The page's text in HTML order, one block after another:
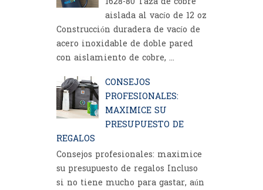
aislada al vacío de 12 oz
Construcción duradera de vacío de
acero inoxidable de doble pared
con aislamiento de cobre, ...
CONSEJOS
PROFESIONALES:
MAXIMICE SU
PRESUPUESTO DE
REGALOS
Consejos profesionales: maximice
su presupuesto de regalos Incluso
si no tiene mucho para gastar, aún